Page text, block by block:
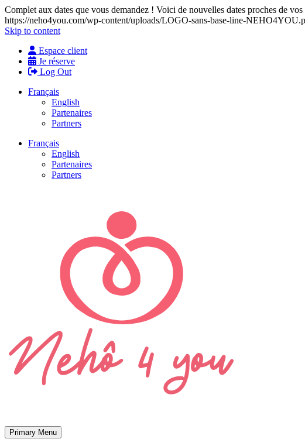
Complet aux dates que vous demandez ! Voici de nouvelles dates proches de
https://neho4you.com/wp-content/uploads/LOGO-sans-base-line-
Skip to content
Espace client
Je réserve
Log Out
Français
English
Partenaires
Partners
Français
English
Partenaires
Partners
Primary Menu